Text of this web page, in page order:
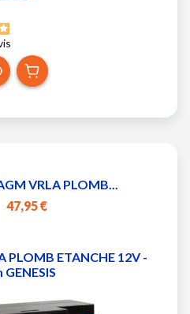
VRLA PLOMB...
47,95 €
PLOMB ETANCHE 12V -
GENESIS